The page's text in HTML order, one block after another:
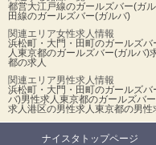
都営大江戸線のガールズバー(ガ
田線のガールズバー(ガルバ)
関連エリア女性求人情報
浜松町・大門・田町のガールズバ
人東京都のガールズバー(ガルバ)
都の求人
関連エリア男性求人情報
浜松町・大門・田町のガールズバ
バ)男性求人東京都のガールズバ
求人港区の男性求人東京都の男性
ナイスタトップページ